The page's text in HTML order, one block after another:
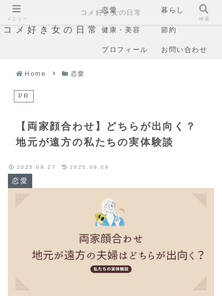
コメ好き女の日常
恋愛 暮らし
健康・美容 節約
プロフィール お問い合わせ
Home 恋愛
PR
【両家顔合わせ】どちらが出向く？
地元が遠方の私たちの実体験談
恋愛
2025.08.27 2025.09.09
メニュー
コメ好き女の日常
検索